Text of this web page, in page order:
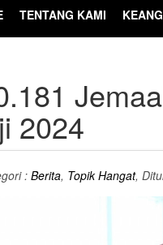
TENTANG KAMI
2024
:Berita, Topik Hangat,